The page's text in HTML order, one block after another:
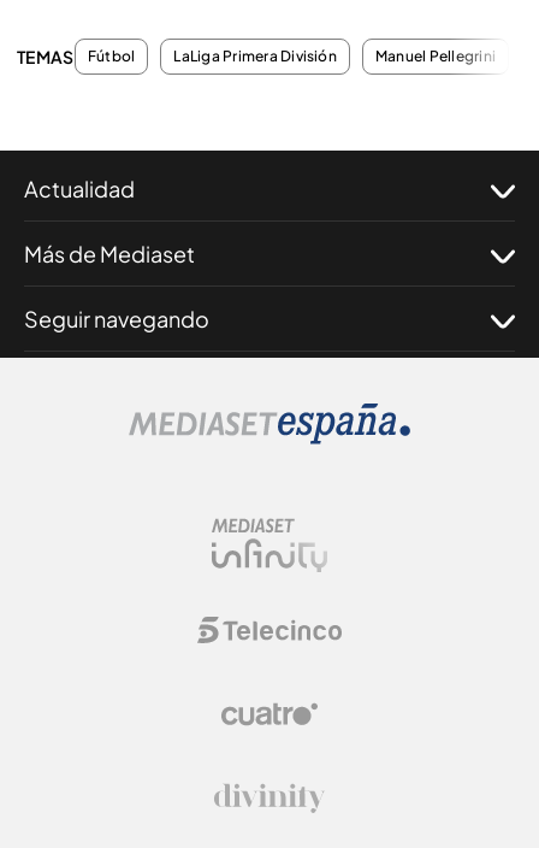
TEMAS Fútbol LaLiga Primera División Manuel Pellegrini
Actualidad
Más de Mediaset
Seguir navegando